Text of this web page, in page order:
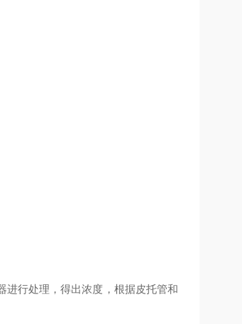
进行处理，得出浓度，根据皮托管和